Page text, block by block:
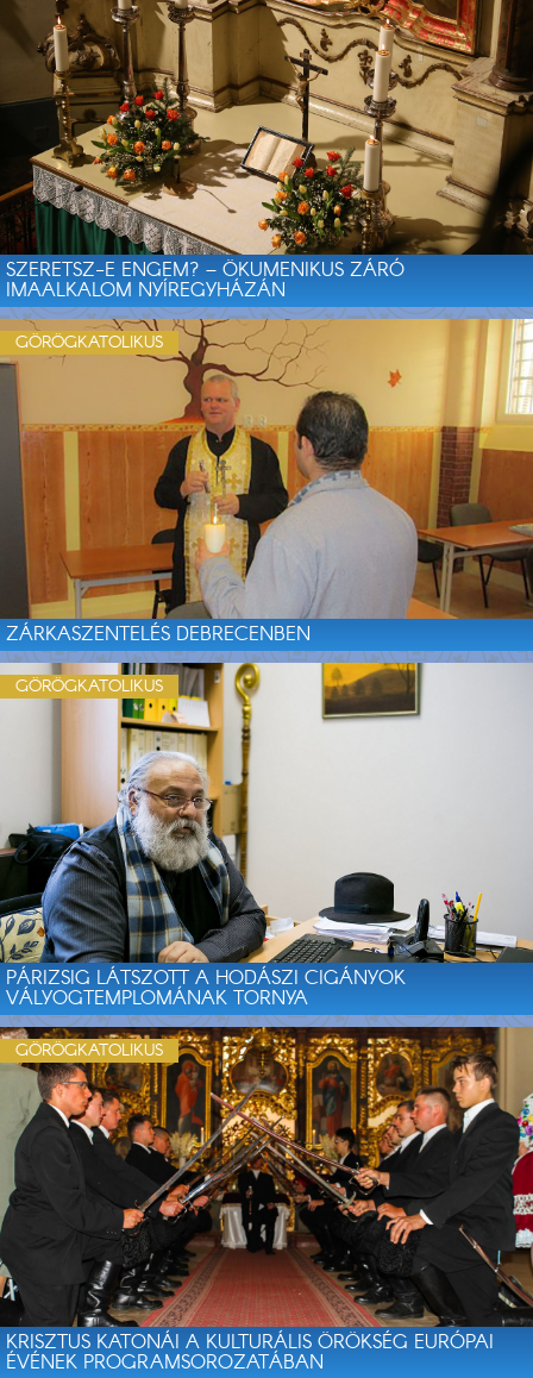
SZERETSZ-E ENGEM? – ÖKUMENIKUS ZÁRÓ
IMAALKALOM NYÍREGYHÁZÁN
ZÁRKASZENTELÉS DEBRECENBEN
GÖRÖGKATOLIKUS
PÁRIZSIG LÁTSZOTT A HODÁSZI CIGÁNYOK
VÁLYOGTEMPLOMÁNAK TORNYA
GÖRÖGKATOLIKUS
KRISZTUS KATONÁI A KULTURÁLIS ÖRÖKSÉG EURÓPAI
ÉVÉNEK PROGRAMSOROZATÁBAN
GÖRÖGKATOLIKUS